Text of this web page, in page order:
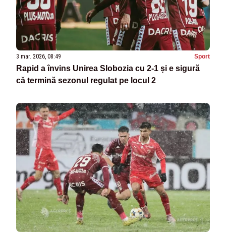
3 mar. 2026, 08:49 Sport
Rapid a învins Unirea Slobozia cu 2-1 și e sigură
că termină sezonul regulat pe locul 2